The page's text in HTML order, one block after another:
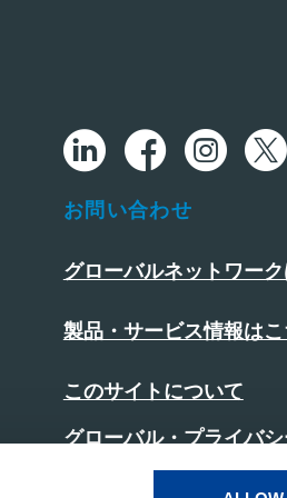
お問い合わせ
グローバルネットワー
製品・サービス情報はこ
このサイトについて
グローバル・プライバ